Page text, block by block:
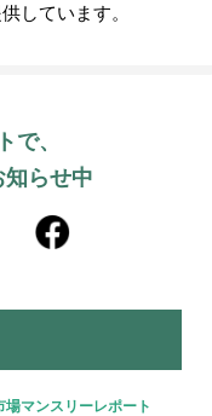
しています。
で、
らせ中
場マンスリーレポート